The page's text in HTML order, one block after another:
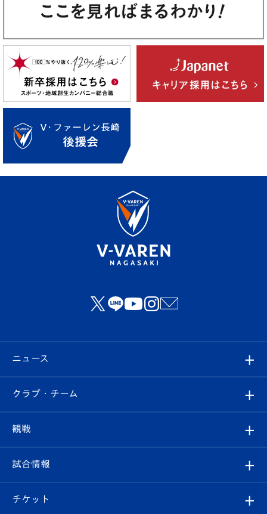
ニュース
すべて
クラブ
試合情報
クラブ・チーム
クラブ概要
観戦
観戦ルール
試合情報
試合日程/結果
チケット